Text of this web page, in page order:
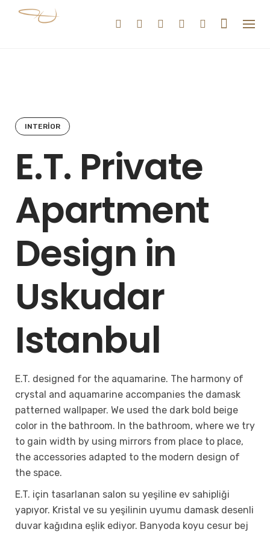
INTERIOR
E.T. Private
Apartment
Design in
Uskudar
Istanbul
E.T. designed for the aquamarine. The harmony of
crystal and aquamarine accompanies the damask
patterned wallpaper. We used the dark bold beige
color in the bathroom. In the bathroom, where we try
to gain width by using mirrors from place to place,
the accessories adapted to the modern design of
the space.
E.T. için tasarlanan salon su yeşiline ev sahipliği
yapıyor. Kristal ve su yeşilinin uyumu damask desenli
duvar kağıdına eşlik ediyor. Banyoda koyu cesur bej